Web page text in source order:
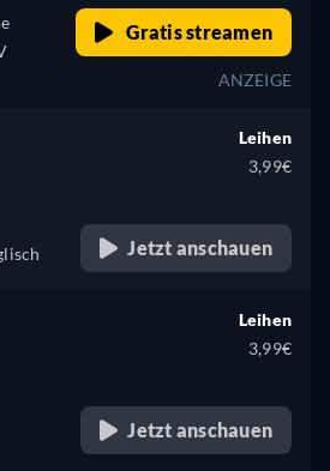
Gratis streamen
ANZEIGE
Leihen
3,99€
Jetzt anschauen
Leihen
3,99€
Jetzt anschauen